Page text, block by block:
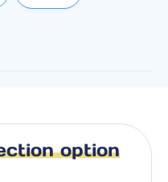
option